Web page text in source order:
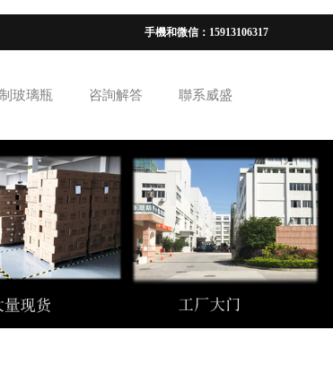
手機和微信：15913106317
玻璃瓶 咨詢解答 聯系威盛